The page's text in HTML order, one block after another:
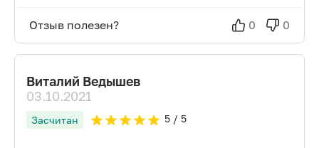
Отзыв полезен? 0 0
Виталий Ведышев
03.10.2021
Засчитан 5/ 5